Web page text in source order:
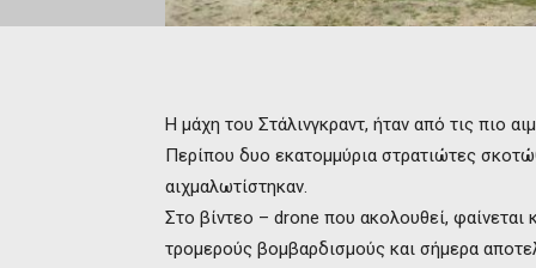
Η μάχη του Στάλινγκραντ, ήταν από τις πιο
Περίπου δυο εκατομμύρια στρατιώτες
αιχμαλωτίστηκαν.
Στο βίντεο – drone που ακολουθεί,
τρομερούς βομβαρδισμούς και σήμερα